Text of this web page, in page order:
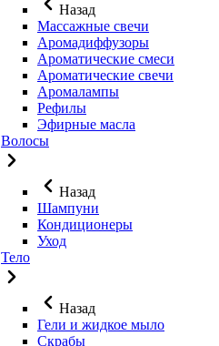
Назад
Массажные свечи
Аромадиффузоры
Ароматические смеси
Ароматические свечи
Аромалампы
Рефилы
Эфирные масла
Волосы
Назад
Шампуни
Кондиционеры
Уход
Тело
Назад
Гели и жидкое мыло
Скрабы